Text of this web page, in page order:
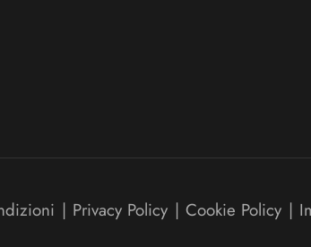
| Privacy Policy | Cookie Policy |